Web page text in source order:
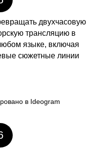
двухчасовую
трансляцию в
языке, включая
сюжетные линии
в Ideogram